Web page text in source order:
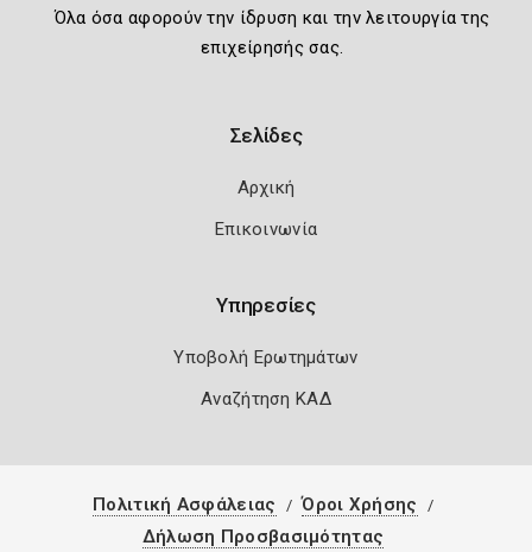
Όλα όσα αφορούν την ίδρυση και την λειτουργία της
επιχείρησής σας.
Σελίδες
Αρχική
Επικοινωνία
Υπηρεσίες
Υποβολή Ερωτημάτων
Αναζήτηση ΚΑΔ
Πολιτική Ασφάλειας
Όροι Χρήσης
Δήλωση Προσβασιμότητας